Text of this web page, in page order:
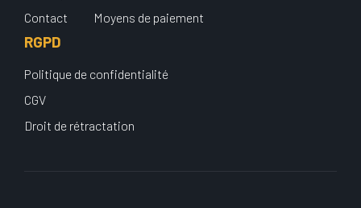
Contact
Moyens de paiement
RGPD
Politique de confidentialité
CGV
Droit de rétractation